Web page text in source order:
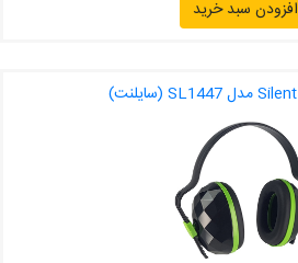
افزودن سبد خرید